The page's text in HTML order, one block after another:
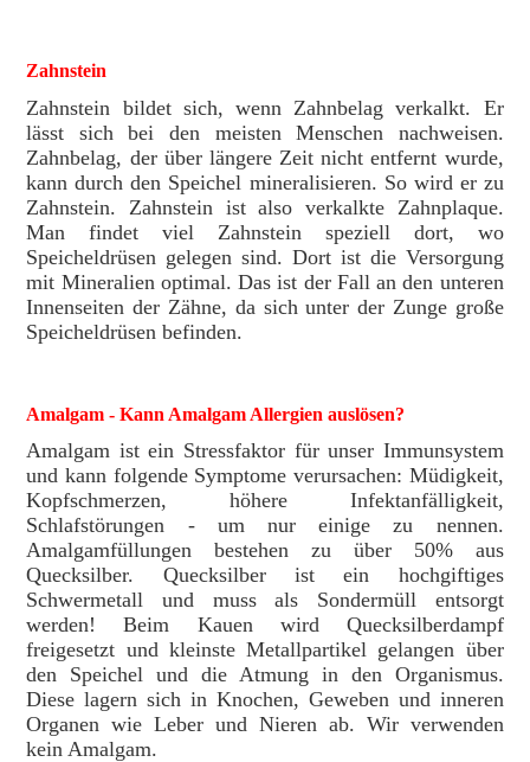
Zahnstein
Zahnstein bildet sich, wenn Zahnbelag verkalkt. Er
lässt sich bei den meisten Menschen nachweisen.
Zahnbelag, der über längere Zeit nicht entfernt wurde,
kann durch den Speichel mineralisieren. So wird er zu
Zahnstein. Zahnstein ist also verkalkte Zahnplaque.
Man findet viel Zahnstein speziell dort, wo
Speicheldrüsen gelegen sind. Dort ist die Versorgung
mit Mineralien optimal. Das ist der Fall an den unteren
Innenseiten der Zähne, da sich unter der Zunge große
Speicheldrüsen befinden.
Amalgam - Kann Amalgam Allergien auslösen?
Amalgam ist ein Stressfaktor für unser Immunsystem
und kann folgende Symptome verursachen: Müdigkeit,
Kopfschmerzen, höhere Infektanfälligkeit,
Schlafstörungen - um nur einige zu nennen.
Amalgamfüllungen bestehen zu über 50% aus
Quecksilber. Quecksilber ist ein hochgiftiges
Schwermetall und muss als Sondermüll entsorgt
werden! Beim Kauen wird Quecksilberdampf
freigesetzt und kleinste Metallpartikel gelangen über
den Speichel und die Atmung in den Organismus.
Diese lagern sich in Knochen, Geweben und inneren
Organen wie Leber und Nieren ab. Wir verwenden
kein Amalgam.